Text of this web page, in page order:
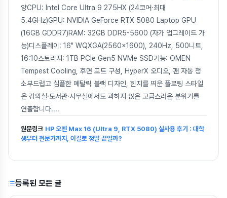
양CPU: Intel Core Ultra 9 275HX (24코어·최대
5.4GHz)GPU: NVIDIA GeForce RTX 5080 Laptop GPU
(16GB GDDR7)RAM: 32GB DDR5-5600 (자가 업그레이드 가
능)디스플레이: 16" WQXGA(2560×1600), 240Hz, 500니트,
16:10스토리지: 1TB PCIe Gen5 NVMe SSD기능: OMEN
Tempest Cooling, 후면 포트 구성, HyperX 오디오, 팬 자동 청
소부드럽고 심플한 메탈릭 블랙 디자인, 힌지를 띄운 플로팅 스타일
은 강의실·도서관·사무실에서도 과하지 않은 고급스러운 분위기를
연출합니다....
원문링크 HP 오멘 Max 16 (Ultra 9, RTX 5080) 실사용 후기 : 대학
생부터 전문가까지, 이걸로 정말 끝일까?
등록된 모든 글